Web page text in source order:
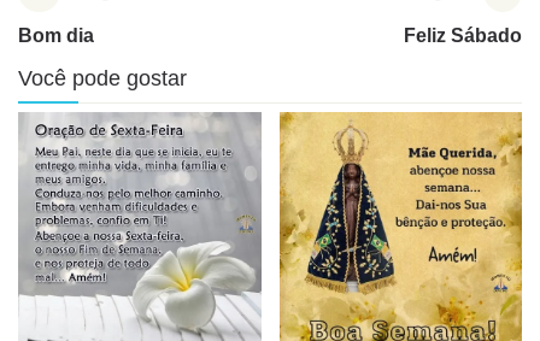
Bom dia Feliz Sábado
Você pode gostar